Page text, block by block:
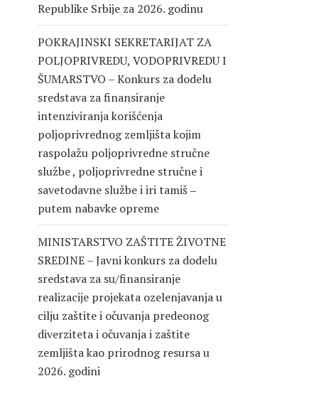
Republike Srbije za 2026. godinu
POKRAJINSKI SEKRETARIJAT ZA
POLJOPRIVREDU, VODOPRIVREDU I
ŠUMARSTVO – Konkurs za dodelu
sredstava za finansiranje
intenziviranja korišćenja
poljoprivrednog zemljišta kojim
raspolažu poljoprivredne stručne
službe , poljoprivredne stručne i
savetodavne službe i iri tamiš ‒
putem nabavke opreme
MINISTARSTVO ZAŠTITE ŽIVOTNE
SREDINE – Javni konkurs za dodelu
sredstava za su/finansiranje
realizacije projekata ozelenjavanja u
cilju zaštite i očuvanja predeonog
diverziteta i očuvanja i zaštite
zemljišta kao prirodnog resursa u
2026. godini